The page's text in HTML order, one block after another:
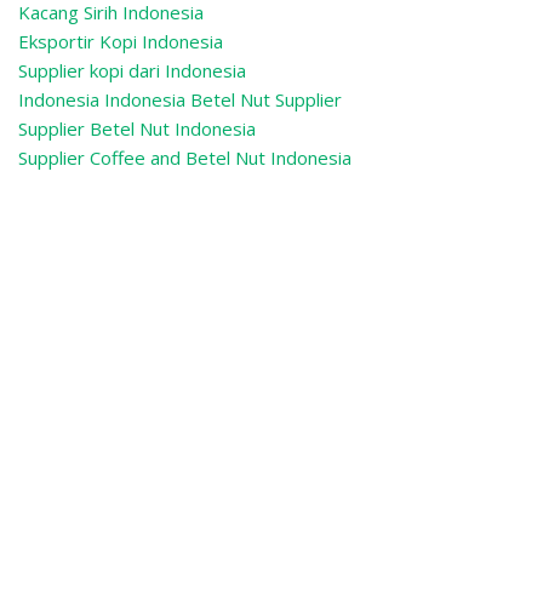
Kacang Sirih Indonesia
Eksportir Kopi Indonesia
Supplier kopi dari Indonesia
Indonesia Indonesia Betel Nut Supplier
Supplier Betel Nut Indonesia
Supplier Coffee and Betel Nut Indonesia